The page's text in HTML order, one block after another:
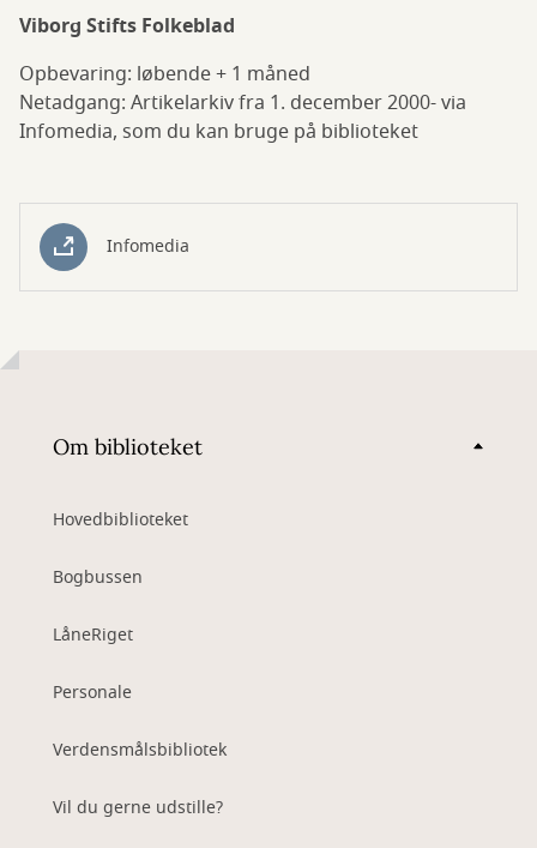
Viborg Stifts Folkeblad
Opbevaring: løbende + 1 måned
Netadgang: Artikelarkiv fra 1. december 2000- via
Infomedia, som du kan bruge på biblioteket
Infomedia
Om biblioteket
Hovedbiblioteket
Bogbussen
LåneRiget
Personale
Verdensmålsbibliotek
Vil du gerne udstille?